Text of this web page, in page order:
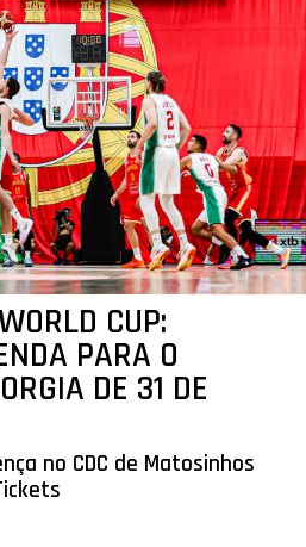
CUP:
PARA O
DE 31 DE
no CDC de Matosinhos